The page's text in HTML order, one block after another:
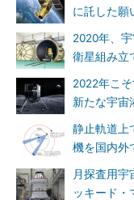
に託した願
2020年、
衛星組み立
2022年こ
新たな宇宙
静止軌道上
機を国内外
月探査用宇
ッキード・